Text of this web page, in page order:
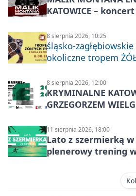
KATOWICE –
8 sierpnia 2026, 10:25
śląsko-
okoliczne tropem
8 sierpnia 2026, 12:00
KRYMINALNE
GRZEGORZEM
11 sierpnia 2026, 18:00
Lato z szermierką
plenerowy trening